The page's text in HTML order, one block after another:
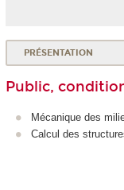
PRÉSENTATION
Public,
Mécanique des
Calcul des